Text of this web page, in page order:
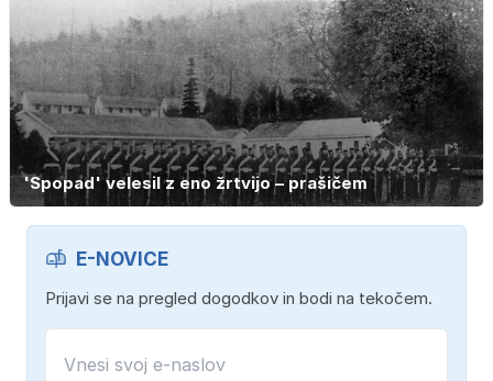
'Spopad' velesil z eno žrtvijo – prašičem
E-NOVICE
Prijavi se na pregled dogodkov in bodi na tekočem.